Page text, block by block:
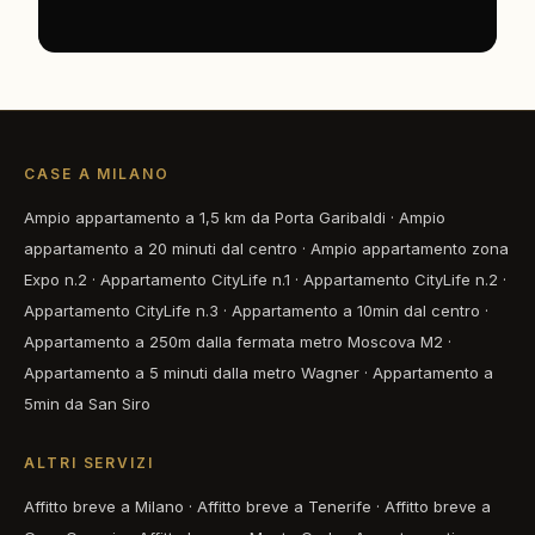
CASE A MILANO
Ampio appartamento a 1,5 km da Porta Garibaldi · Ampio
appartamento a 20 minuti dal centro · Ampio appartamento zona
Expo n.2 · Appartamento CityLife n.1 · Appartamento CityLife n.2 ·
Appartamento CityLife n.3 · Appartamento a 10min dal centro ·
Appartamento a 250m dalla fermata metro Moscova M2 ·
Appartamento a 5 minuti dalla metro Wagner · Appartamento a
5min da San Siro
ALTRI SERVIZI
Affitto breve a Milano · Affitto breve a Tenerife · Affitto breve a